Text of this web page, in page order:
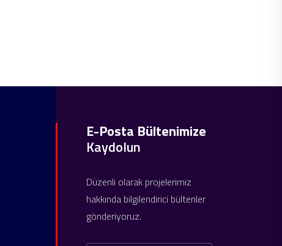
E-Posta Bültenimize
Kaydolun
Düzenli olarak projelerimiz
hakkında bilgilendirici bültenler
gönderiyoruz.